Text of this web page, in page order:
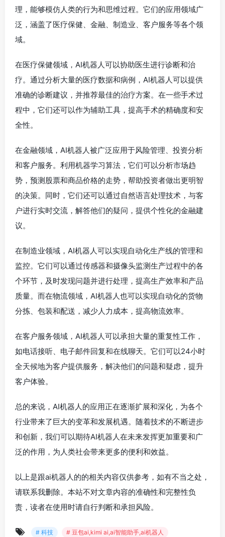
理，能够模仿人类的行为和思维过程。它们的应用领域广
泛，涵盖了医疗保健、金融、制造业、客户服务等各个领
域。
在医疗保健领域，AI机器人可以协助医生进行诊断和治
疗。通过分析大量的医疗数据和病例，AI机器人可以提供
准确的诊断建议，并推荐最佳的治疗方案。在一些手术过
程中，它们还可以作为辅助工具，提高手术的精确度和安
全性。
在金融领域，AI机器人被广泛应用于风险管理、投资分析
和客户服务。利用机器学习算法，它们可以分析市场趋
势，预测股票和商品价格的走势，帮助投资者做出更明智
的决策。同时，它们还可以通过自然语言处理技术，与客
户进行实时交流，解答他们的疑问，提供个性化的金融建
议。
在制造业领域，AI机器人可以实现自动化生产线的管理和
监控。它们可以通过传感器和摄像头监测生产过程中的各
个环节，及时发现问题并进行处理，提高生产效率和产品
质量。而在物流领域，AI机器人也可以实现自动化的货物
分拣、包装和配送，减少人力成本，提高物流效率。
在客户服务领域，AI机器人可以承担大量的重复性工作，
如电话接听、电子邮件回复和在线聊天。它们可以24小时
全天候地为客户提供服务，解决他们的问题和疑虑，提升
客户体验。
总的来说，AI机器人的应用正在逐渐扩展和深化，为各个
行业带来了巨大的变革和发展机遇。随着技术的不断进步
和创新，我们可以期待AI机器人在未来发挥更加重要和广
泛的作用，为人类社会带来更多的便利和效益。
以上是跟ai机器人的的相关内容仅供参考，如有不当之处，
请联系我删除。本站不对文章内容的准确性和完整性负
责，读者在使用时请自行判断和承担风险。
# 科技 # 豆包ai,kimi ai,ai智能助手,ai机器人